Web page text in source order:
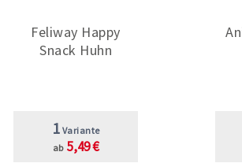
Feliway Happy
Snack Huhn
1 Variante
ab 5,49 €